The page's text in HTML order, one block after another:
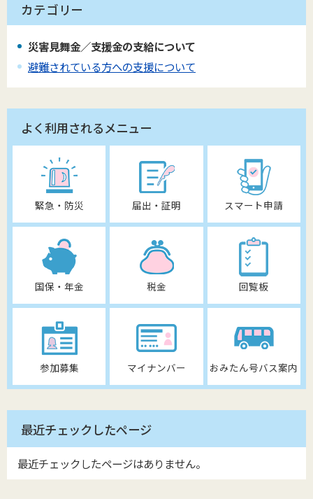
カテゴリー
災害見舞金／支援金の支給について
避難されている方への支援について
よく利用されるメニュー
緊急・防災 届出・証明 スマート申請
国保・年金 税金 回覧板
参加募集 マイナンバー おみたん号バス案内
最近チェックしたページ
最近チェックしたページはありません。